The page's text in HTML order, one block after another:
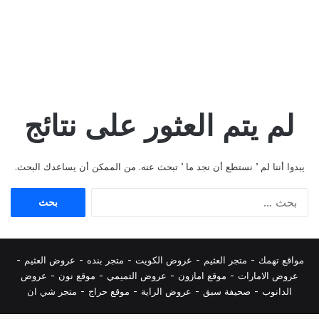
لم يتم العثور على نتائج
يبدوا أننا لم ’ نستطع أن نجد ما ’ تبحث عنه. من الممكن أن يساعدك البحث.
مواقع تهمك - متجر العثيم - عروض الكويت - متجر بنده - عروض العثيم -
عروض الامارات - موقع امازون - عروض التميمي - موقع نون - عروض
الدانوب - صحيفة سبق - عروض الراية - موقع حراج - متجر شي ان